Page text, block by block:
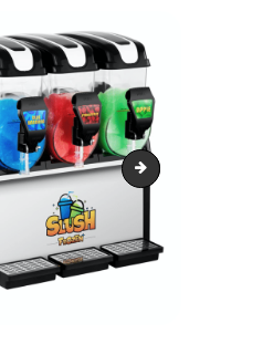
Machine à glace